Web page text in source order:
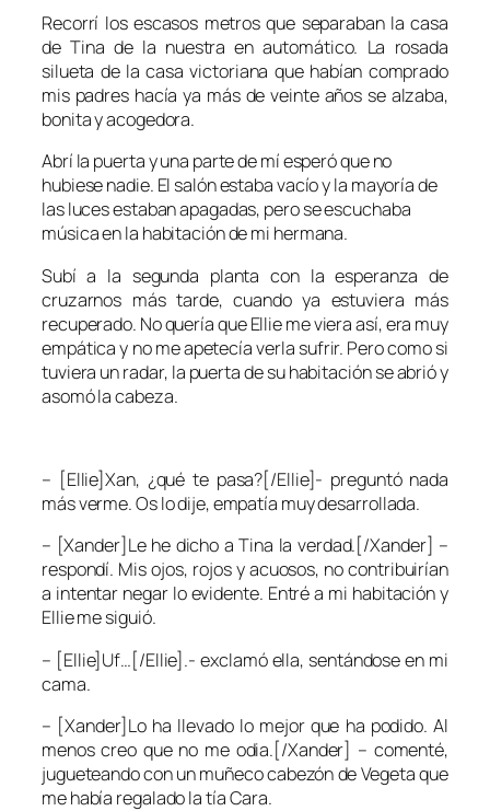
Recorrí los escasos metros que separaban la casa
deTina de la nuestra en automático. La rosada
silueta de la casa victoriana que habían comprado
mis padres hacía ya más de veinte años se alzaba,
bonita y acogedora.
Abrí la puerta y una parte de mí esperó que no
hubiese nadie. El salón estaba vacío y la mayoría de
las luces estaban apagadas, pero se escuchaba
música en la habitación de mi hermana.
Subí a la segunda planta con la esperanza de
cruzarnos más tarde, cuando ya estuviera más
recuperado. No quería que Ellie me viera así, era muy
empática y no me apetecía verla sufrir. Pero como si
tuviera un radar, la puerta de su habitación se abrió y
asomó la cabeza.
– [Ellie]Xan, ¿qué te pasa?[/Ellie]- preguntó nada
más verme. Os lo dije, empatía muy desarrollada.
– [Xander]Le he dicho aTina la verdad.[/Xander] –
respondí. Mis ojos, rojos y acuosos, no contribuirían
a intentar negar lo evidente. Entré a mi habitación y
Ellieme siguió.
– [Ellie]Uf…[/Ellie].- exclamó ella, sentándose en mi
cama.
– [Xander]Lo ha llevado lo mejor que ha podido. Al
menos creo que no me odia.[/Xander] – comenté,
jugueteando con un muñeco cabezón deVegetaque
me había regalado la tíaCara.